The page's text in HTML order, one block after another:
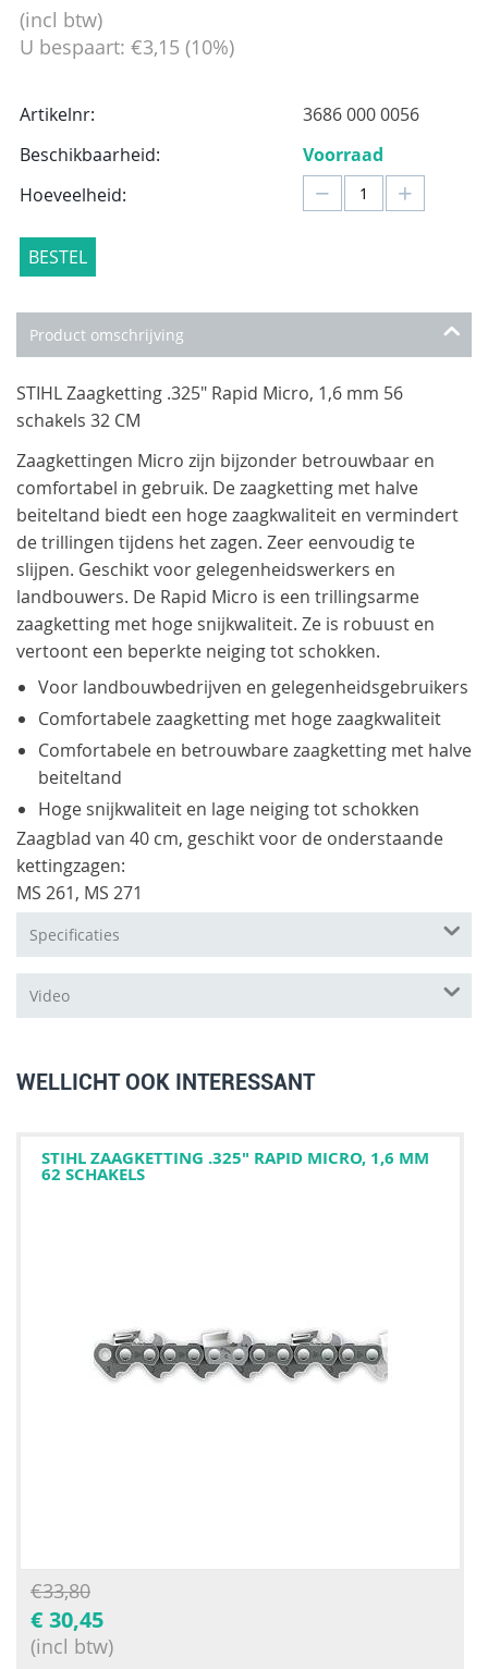
(incl btw)
U bespaart: €3,15 (10%)
Artikelnr:
3686 000 0056
Beschikbaarheid:
Voorraad
Hoeveelheid:
+
−
BESTEL
Product omschrijving
STIHL Zaagketting .325" Rapid Micro, 1,6 mm 56
schakels 32 CM
Zaagkettingen Micro zijn bijzonder betrouwbaar en
comfortabel in gebruik. De zaagketting met halve
beiteltand biedt een hoge zaagkwaliteit en vermindert
de trillingen tijdens het zagen. Zeer eenvoudig te
slijpen. Geschikt voor gelegenheidswerkers en
landbouwers. De Rapid Micro is een trillingsarme
zaagketting met hoge snijkwaliteit. Ze is robuust en
vertoont een beperkte neiging tot schokken.
Voor landbouwbedrijven en gelegenheidsgebruikers
Comfortabele zaagketting met hoge zaagkwaliteit
Comfortabele en betrouwbare zaagketting met halve
beiteltand
Hoge snijkwaliteit en lage neiging tot schokken
Zaagblad van 40 cm, geschikt voor de onderstaande
kettingzagen:
MS 261, MS 271
Specificaties
Video
WELLICHT OOK INTERESSANT
STIHL ZAAGKETTING .325" RAPID MICRO, 1,6 MM
62 SCHAKELS
€33,80
€ 30,45
(incl btw)